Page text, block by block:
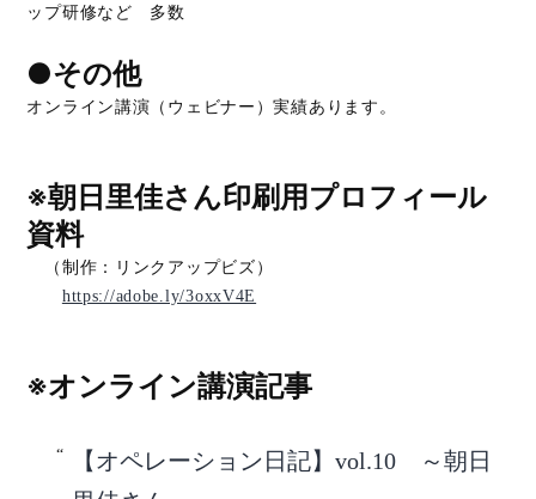
ップ研修など 多数
●その他
オンライン講演（ウェビナー）実績あります。
※朝日里佳さん印刷用プロフィール
資料
（制作：リンクアップビズ）
https://adobe.ly/3oxxV4E
※オンライン講演記事
【オペレーション日記】vol.10 ～朝日